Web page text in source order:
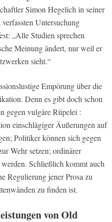
Simon Hegelich in seiner
Untersuchung
„Alle Studien sprechen
Meinung ändert, nur weil er
sieht.“
Empörung über die
Denn es gibt doch schon
gegen vulgäre Rüpelei :
einschlägiger Äußerungen auf
Politiker können sich gegen
Wehr setzen; ordinärer
Schließlich kommt auch
Regulierung jener Prosa zu
zu finden ist.
von Old